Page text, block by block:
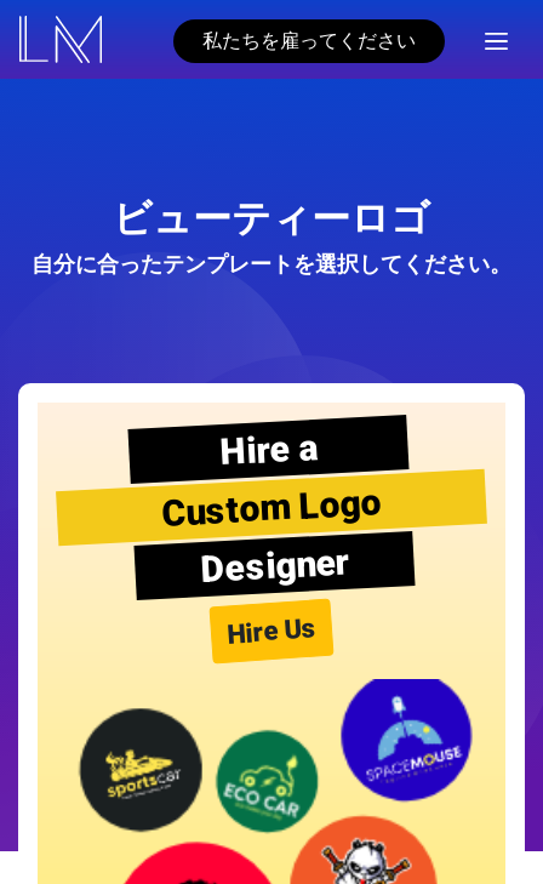
私たちを雇ってください
ビューティーロゴ
自分に合ったテンプレートを選択してください。
Hire a
Custom Logo
Designer
Hire Us